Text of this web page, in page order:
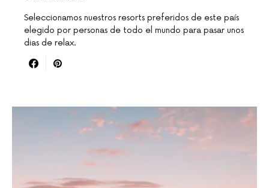
Seleccionamos nuestros resorts preferidos de este país
elegido por personas de todo el mundo para pasar unos
dias de relax.